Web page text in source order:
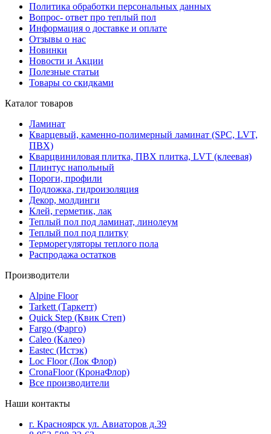
Политика обработки персональных данных
Вопрос- ответ про теплый пол
Информация о доставке и оплате
Отзывы о нас
Новинки
Новости и Акции
Полезные статьи
Товары со скидками
Каталог товаров
Ламинат
Кварцевый, каменно-полимерный ламинат (SPC, LVT,
ПВХ)
Кварцвиниловая плитка, ПВХ плитка, LVT (клеевая)
Плинтус напольный
Пороги, профили
Подложка, гидроизоляция
Декор, молдинги
Клей, герметик, лак
Теплый пол под ламинат, линолеум
Теплый пол под плитку
Терморегуляторы теплого пола
Распродажа остатков
Производители
Alpine Floor
Tarkett (Таркетт)
Quick Step (Квик Степ)
Fargo (Фарго)
Caleo (Калео)
Eastec (Истэк)
Loc Floor (Лок Флор)
CronaFloor (КронаФлор)
Все производители
Наши контакты
г. Красноярск ул. Авиаторов д.39